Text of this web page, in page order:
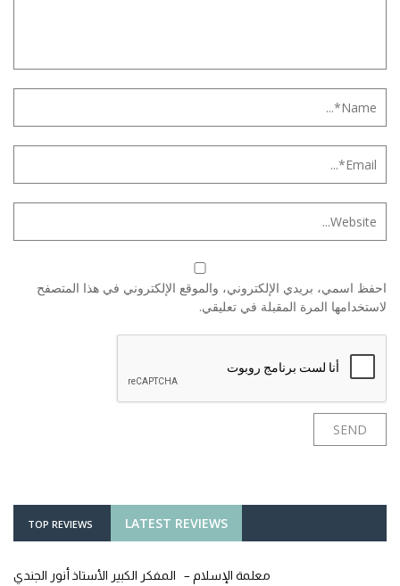
احفظ اسمي، بريدي الإلكتروني، والموقع الإلكتروني في هذا المتصفح
لاستخدامها المرة المقبلة في تعليقي.
LATEST REVIEWS
TOP REVIEWS
معلمة الإسلام – المفكر الكبير الأستاذ أنور الجندي